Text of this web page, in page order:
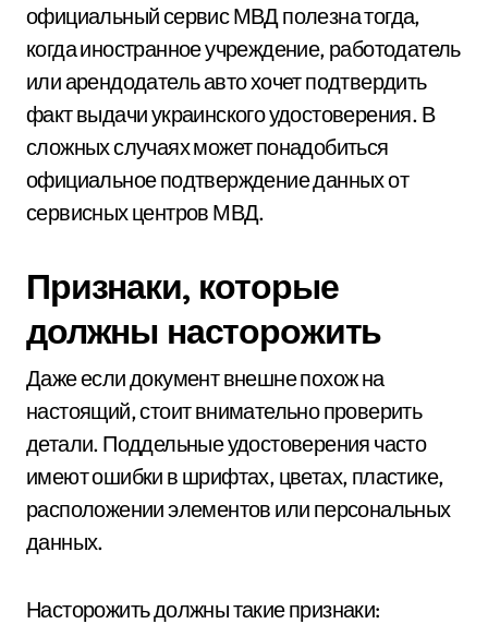
официальный сервис МВД полезна тогда,
когда иностранное учреждение, работодатель
или арендодатель авто хочет подтвердить
факт выдачи украинского удостоверения. В
сложных случаях может понадобиться
официальное подтверждение данных от
сервисных центров МВД.
Признаки, которые
должны насторожить
Даже если документ внешне похож на
настоящий, стоит внимательно проверить
детали. Поддельные удостоверения часто
имеют ошибки в шрифтах, цветах, пластике,
расположении элементов или персональных
данных.
Насторожить должны такие признаки: